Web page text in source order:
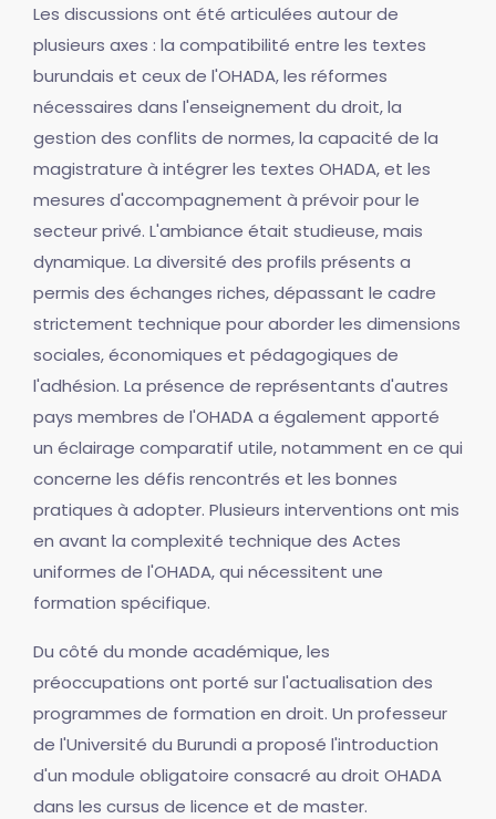
Les discussions ont été articulées autour de
plusieurs axes : la compatibilité entre les textes
burundais et ceux de l'OHADA, les réformes
nécessaires dans l'enseignement du droit, la
gestion des conflits de normes, la capacité de la
magistrature à intégrer les textes OHADA, et les
mesures d'accompagnement à prévoir pour le
secteur privé. L'ambiance était studieuse, mais
dynamique. La diversité des profils présents a
permis des échanges riches, dépassant le cadre
strictement technique pour aborder les dimensions
sociales, économiques et pédagogiques de
l'adhésion. La présence de représentants d'autres
pays membres de l'OHADA a également apporté
un éclairage comparatif utile, notamment en ce qui
concerne les défis rencontrés et les bonnes
pratiques à adopter. Plusieurs interventions ont mis
en avant la complexité technique des Actes
uniformes de l'OHADA, qui nécessitent une
formation spécifique.
Du côté du monde académique, les
préoccupations ont porté sur l'actualisation des
programmes de formation en droit. Un professeur
de l'Université du Burundi a proposé l'introduction
d'un module obligatoire consacré au droit OHADA
dans les cursus de licence et de master.